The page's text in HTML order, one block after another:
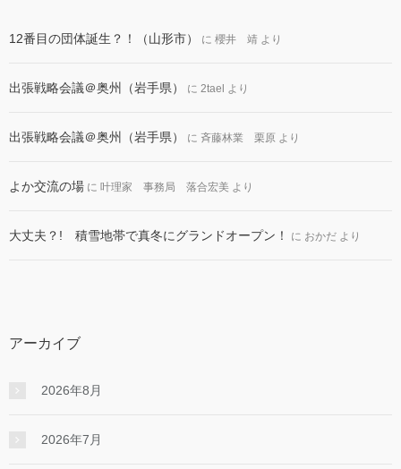
12番目の団体誕生？！（山形市） に 櫻井 靖 より
出張戦略会議＠奥州（岩手県） に 2tael より
出張戦略会議＠奥州（岩手県） に 斉藤林業 栗原 より
よか交流の場 に 叶理家 事務局 落合宏美 より
大丈夫？! 積雪地帯で真冬にグランドオープン！ に おかだ より
アーカイブ
2026年8月
2026年7月